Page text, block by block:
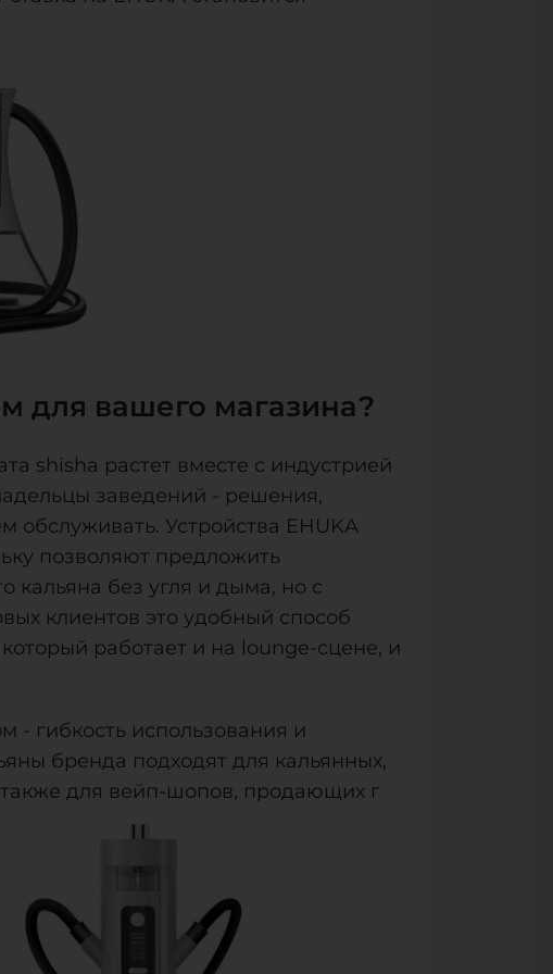
для вашего магазина?
shisha растет вместе с индустрией
заведений - решения,
Устройства EHUKA
позволяют предложить
кальяна без угля и дыма, но с
клиентов это удобный способ
работает и на lounge-сцене, и
- гибкость использования и
бренда подходят для кальянных,
для вейп-шопов, продающих г